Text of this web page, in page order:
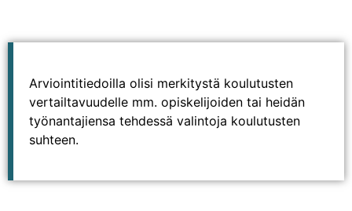
Arviointitiedoilla olisi merkitystä koulutusten
vertailtavuudelle mm. opiskelijoiden tai heidän
työnantajiensa tehdessä valintoja koulutusten
suhteen.